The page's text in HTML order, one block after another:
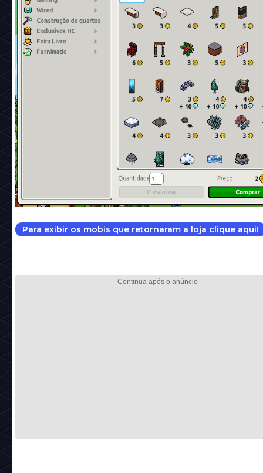
Para exibir os mobis que retornaram a loja clique aqui!